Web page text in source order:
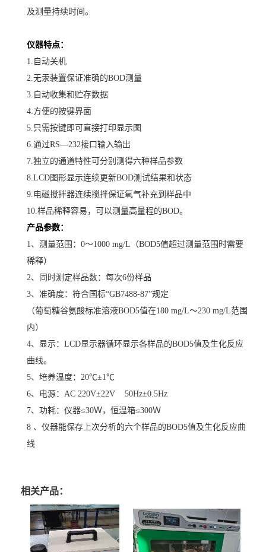
及测量持续时间。
仪器特点：
1.自动关机
2.无汞装置保证准确的BOD测量
3.自动收集和贮存数据
4.方便的按键界面
5.只需按键即可直接打印显示图
6.通过RS—232接口输入输出
7.独立的通道特性可分别测得六种样品参数
8.LCD图形显示连续更新BOD测试结果和状态
9.电磁搅拌器连续搅拌保证氧气补充到样品中
10.样品稀释容易，可以测量高量程的BOD。
产品参数：
1、测量范围：0～1000 mg/L（BOD5值超过测量范围时需要
稀释）
2、同时测定样品数：每次6份样品
3、准确度：符合国标“GB7488-87”规定
（葡萄糖谷氨酸标准溶液BOD5值在180 mg/L～230 mg/L范围
内）
4、显示：LCD显示器循环显示各样品的BOD5值及生化反应
曲线。
5、培养温度：20℃±1℃
6、电源：AC 220V±22V 50Hz±0.5Hz
7、功耗：仪器≤30Ｗ，恒温箱≤300Ｗ
8 、仪器能保存上次分析的六个样品的BOD5值及生化反应曲
线
相关产品：